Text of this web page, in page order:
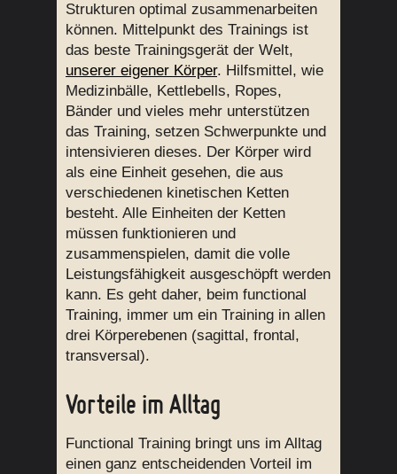
Strukturen optimal zusammenarbeiten
können. Mittelpunkt des Trainings ist
das beste Trainingsgerät der Welt,
unserer eigener Körper. Hilfsmittel, wie
Medizinbälle, Kettlebells, Ropes,
Bänder und vieles mehr unterstützen
das Training, setzen Schwerpunkte und
intensivieren dieses. Der Körper wird
als eine Einheit gesehen, die aus
verschiedenen kinetischen Ketten
besteht. Alle Einheiten der Ketten
müssen funktionieren und
zusammenspielen, damit die volle
Leistungsfähigkeit ausgeschöpft werden
kann. Es geht daher, beim functional
Training, immer um ein Training in allen
drei Körperebenen (sagittal, frontal,
transversal).
Vorteile im Alltag
Functional Training bringt uns im Alltag
einen ganz entscheidenden Vorteil im